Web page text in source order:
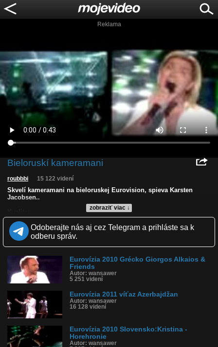
Reklama
Bieloruskí kameramani
zobraziť viac ↓
roubbbi 15 122 videní
Skvelí kameramani na bieloruskej Eurovision, spieva Karsten
Jacobsen..
Zverejnené: 27.7.2010 12:01
Páči sa: 90% (84 hlasov)
Obľúbené: 32
Komentárov: 65
Kategória: hudba
Tagy: kamera, kameramani, eurovízia, eurovision, bielorusko,
karsten jacobsen, spev, hudba
História sledovanosti videa:
Odoberajte nás aj cez Telegram a prihláste sa k
odberu správ.
Eurovízia 2010 Grécko Giorgos Alkaios &
Friends
Autor: wansawer
5 251 videní
Eurovízia 2011 víťaz Azerbajdžan
Autor: wansawer
16 128 videní
Eurovízia 2010 Slovensko:Kristina -
Horehronie
Autor: wansawer